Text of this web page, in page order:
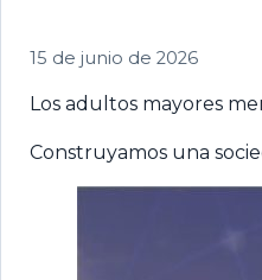
15 de junio de 2026
Los adultos mayores
Construyamos una